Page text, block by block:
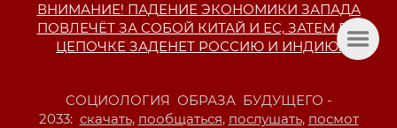
ВНИМАНИЕ! ПАДЕНИЕ ЭКОНОМИКИ ЗАПАДА
ПОВЛЕЧЁТ ЗА СОБОЙ КИТАЙ И ЕС, ЗАТЕМ ПО
ЦЕПОЧКЕ ЗАДЕНЕТ РОССИЮ И ИНДИЮ.
СОЦИОЛОГИЯ ОБРАЗА БУДУЩЕГО -
2033: скачать, пообщаться, послушать, посмот